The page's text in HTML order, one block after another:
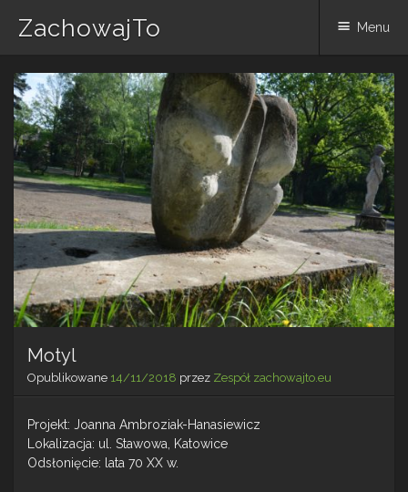
ZachowajTo Menu
Skip
to
content
Motyl
Opublikowane 14/11/2018 przez Zespół zachowajto.eu
Projekt: Joanna Ambroziak-Hanasiewicz
Lokalizacja: ul. Stawowa, Katowice
Odsłonięcie: lata 70 XX w.